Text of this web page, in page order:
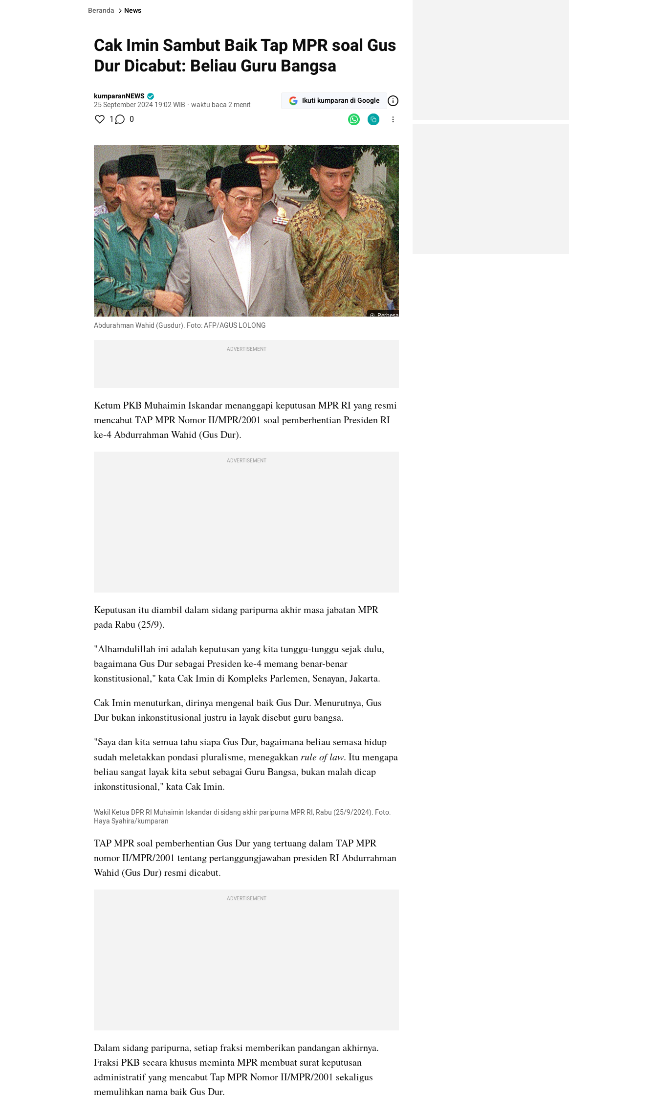
Beranda News
Cak Imin Sambut Baik Tap MPR soal Gus
Dur Dicabut: Beliau Guru Bangsa
kumparanNEWS
25 September 2024 19:02 WIB · waktu baca 2 menit Ikuti kumparan di Google
1 0
Perbesar
Abdurahman Wahid (Gusdur). Foto: AFP/AGUS LOLONG
ADVERTISEMENT
Ketum PKB Muhaimin Iskandar menanggapi keputusan MPR RI yang resmi
mencabut TAP MPR Nomor II/MPR/2001 soal pemberhentian Presiden RI
ke-4 Abdurrahman Wahid (Gus Dur).
ADVERTISEMENT
Keputusan itu diambil dalam sidang paripurna akhir masa jabatan MPR
pada Rabu (25/9).
"Alhamdulillah ini adalah keputusan yang kita tunggu-tunggu sejak dulu,
bagaimana Gus Dur sebagai Presiden ke-4 memang benar-benar
konstitusional," kata Cak Imin di Kompleks Parlemen, Senayan, Jakarta.
Cak Imin menuturkan, dirinya mengenal baik Gus Dur. Menurutnya, Gus
Dur bukan inkonstitusional justru ia layak disebut guru bangsa.
"Saya dan kita semua tahu siapa Gus Dur, bagaimana beliau semasa hidup
sudah meletakkan pondasi pluralisme, menegakkan rule of law. Itu mengapa
beliau sangat layak kita sebut sebagai Guru Bangsa, bukan malah dicap
inkonstitusional," kata Cak Imin.
Wakil Ketua DPR RI Muhaimin Iskandar di sidang akhir paripurna MPR RI, Rabu (25/9/2024). Foto:
Haya Syahira/kumparan
TAP MPR soal pemberhentian Gus Dur yang tertuang dalam TAP MPR
nomor II/MPR/2001 tentang pertanggungjawaban presiden RI Abdurrahman
Wahid (Gus Dur) resmi dicabut.
ADVERTISEMENT
Dalam sidang paripurna, setiap fraksi memberikan pandangan akhirnya.
Fraksi PKB secara khusus meminta MPR membuat surat keputusan
administratif yang mencabut Tap MPR Nomor II/MPR/2001 sekaligus
memulihkan nama baik Gus Dur.